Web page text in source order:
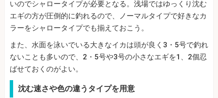
いのでシャロータイプが必要となる。浅場ではゆっくり沈む
エギの方が圧倒的に釣れるので、ノーマルタイプで好きなカ
ラーをシャロータイプでも揃えておこう。
また、水面を泳いでいる大きなイカは頭が良く3・5号で釣れ
ないことも多いので、2・5号や3号の小さなエギを1、2個忍
ばせておくのがよい。
沈む速さや色の違うタイプを用意